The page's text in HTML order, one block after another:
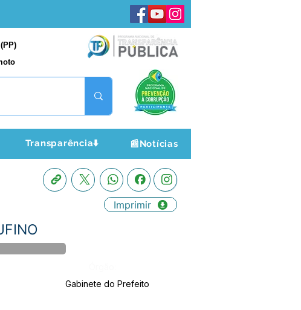
Transparência⬇️ 📰Notícias
Imprimir
Gabinete do Prefeito